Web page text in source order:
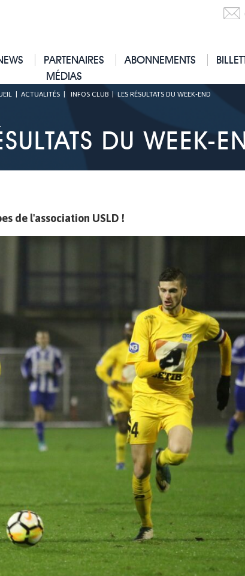
PARTENAIRES ABONNEMENTS
MÉDIAS
ACTUALITÉS INFOS CLUB LES RÉSULTATS DU WEEK-END
DU WEEK-
de l'association USLD !